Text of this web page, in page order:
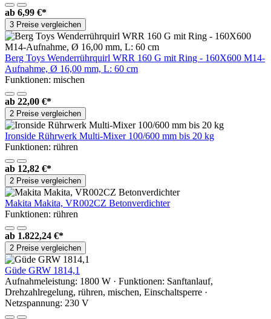
ab 6,99 €*
3 Preise vergleichen
Berg Toys Wenderrührquirl WRR 160 G mit Ring - 160X600 M14-
Aufnahme, Ø 16,00 mm, L: 60 cm
Funktionen: mischen
ab 22,00 €*
2 Preise vergleichen
Ironside Rührwerk Multi-Mixer 100/600 mm bis 20 kg
Funktionen: rühren
ab 12,82 €*
2 Preise vergleichen
Makita Makita, VR002CZ Betonverdichter
Funktionen: rühren
ab 1.822,24 €*
2 Preise vergleichen
Güde GRW 1814,1
Aufnahmeleistung: 1800 W · Funktionen: Sanftanlauf,
Drehzahlregelung, rühren, mischen, Einschaltsperre ·
Netzspannung: 230 V